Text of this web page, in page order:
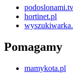
podoslonami.tv
hortinet.pl
Pomagamy
mamykota.pl